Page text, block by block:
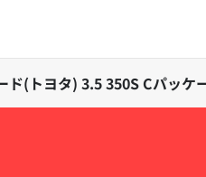
ド(トヨタ) 3.5 350S Cパッ